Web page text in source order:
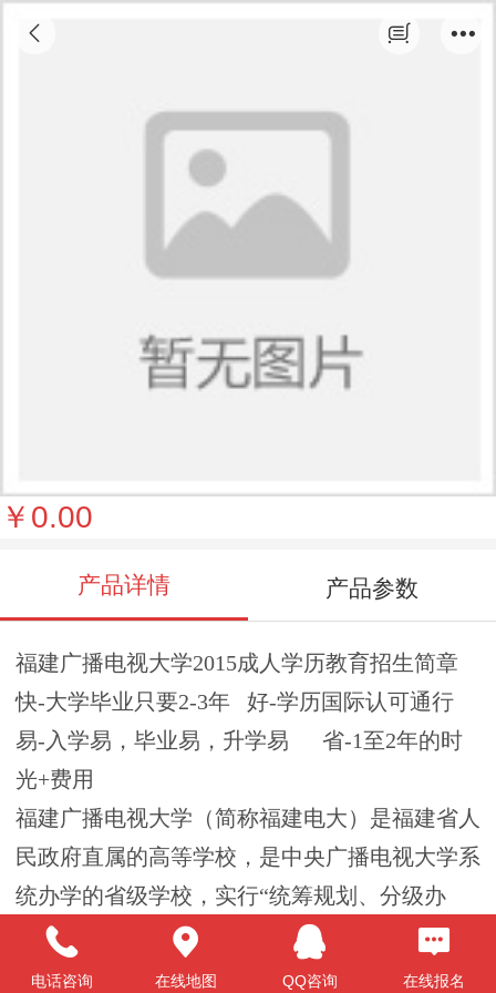
￥0.00
产品详情 产品参数
福建广播电视大学2015成人学历教育招生简章
快-大学毕业只要2-3年 好-学历国际认可通行
易-入学易，毕业易，升学易 省-1至2年的时
光+费用
福建广播电视大学（简称福建电大）是福建省人
民政府直属的高等学校，是中央广播电视大学系
统办学的省级学校，实行“统筹规划、分级办
学、分级管理”体制，上承中央电大教学业务指
导，下辖8所设区市电大分校、3所县（市）级电
电话咨询 在线地图 QQ咨询 在线报名